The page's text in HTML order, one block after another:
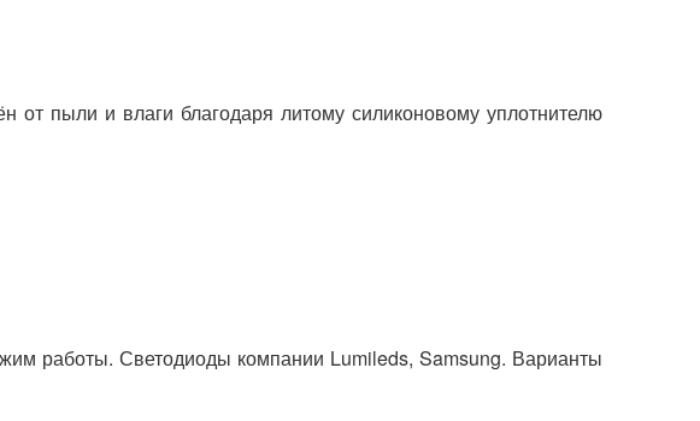
пыли и влаги благодаря литому силиконовому уплотнителю
работы. Светодиоды компании Lumileds, Samsung. Варианты